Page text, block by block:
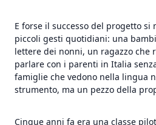
E forse il successo del progetto
piccoli gesti quotidiani: una
lettere dei nonni, un ragazzo che
parlare con i parenti in Italia
famiglie che vedono nella lingua
strumento, ma un pezzo della
Cinque anni fa era una classe